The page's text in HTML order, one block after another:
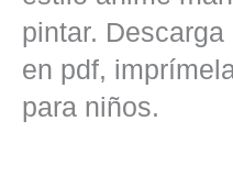
pintar.
en pdf,
para niños.